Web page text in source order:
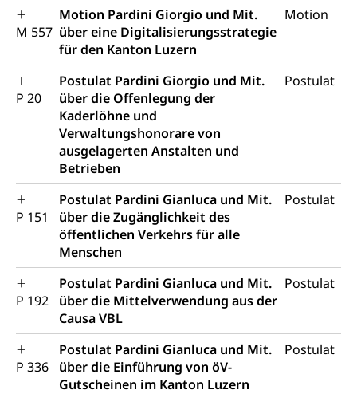
M 557
Motion Pardini Giorgio und Mit.
über eine Digitalisierungsstrategie
für den Kanton Luzern
Motion
P 20
Postulat Pardini Giorgio und Mit.
über die Offenlegung der
Kaderlöhne und
Verwaltungshonorare von
ausgelagerten Anstalten und
Betrieben
Postulat
P 151
Postulat Pardini Gianluca und Mit.
über die Zugänglichkeit des
öffentlichen Verkehrs für alle
Menschen
Postulat
P 192
Postulat Pardini Gianluca und Mit.
über die Mittelverwendung aus der
Causa VBL
Postulat
P 336
Postulat Pardini Gianluca und Mit.
über die Einführung von öV-
Gutscheinen im Kanton Luzern
Postulat
Suchtprävention
Gesundheitsversorgung
Kranken- und Unfallversicherung
(gruezi.lu.ch)
Krankenversicherung (WAS Luzern)
Existenzsicherung - Sozialhilfe
Soziales und Gesellschaft (Dienststelle)
Opferhilfe
Arbeitslosenversicherung (WAS Luzern)
Invalidenversicherung (WAS Luzern)
Soziale Sicherheit
Sucht und Drogen
Drogenabhängigkeit, Drogensucht,
Medikamentenabhängigkeit,
Arzneimittelabhängigkeit, Suchtkrankheit,
Drogenabhängige, Drogensüchtige,
Betäubungsmittel, Suchtmittel, Psychopharmaka
Fachstelle Sucht Region Luzern
Sucht
Gesundheitsversorgung
Gesundheitsversorgung, Spital, Pflegeinitiative,
Ambulant vor stationär, AVOS, Patientendossier
Gesundheitsversorgung
AHV / IV
Altersrente, Invalidenrente, Witwenrente,
Sozialversicherung, Vorsorgeeinrichtung,
Pensionskasse, erste Säule, zweite Säule, dritte
Säule, Hilflosenentschädigung,
Ergänzungsleistungen, Altersvorsorge,
Todesfallversicherung
Hilfslosenentschädigung (WAS Luzern)
AHV-Hinterlassenenrente (WAS Luzern)
Behinderung
Körperbehinderung, körperliche Behinderung,